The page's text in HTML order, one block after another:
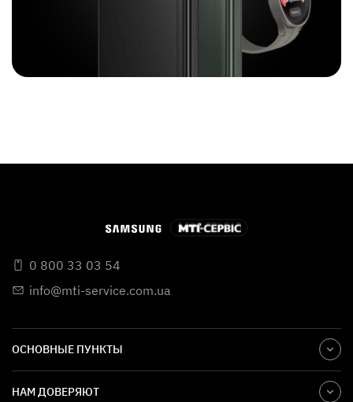
0 800 33 03 54
info@mti-service.com.ua
ОСНОВНЫЕ ПУНКТЫ
НАМ ДОВЕРЯЮТ